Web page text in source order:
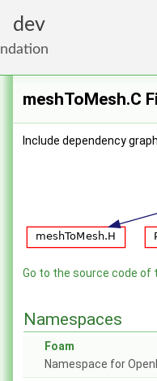
dev
Foundation
meshToMesh.C
Include dependency
Go to the source code of
Namespaces
Foam
Namespace for